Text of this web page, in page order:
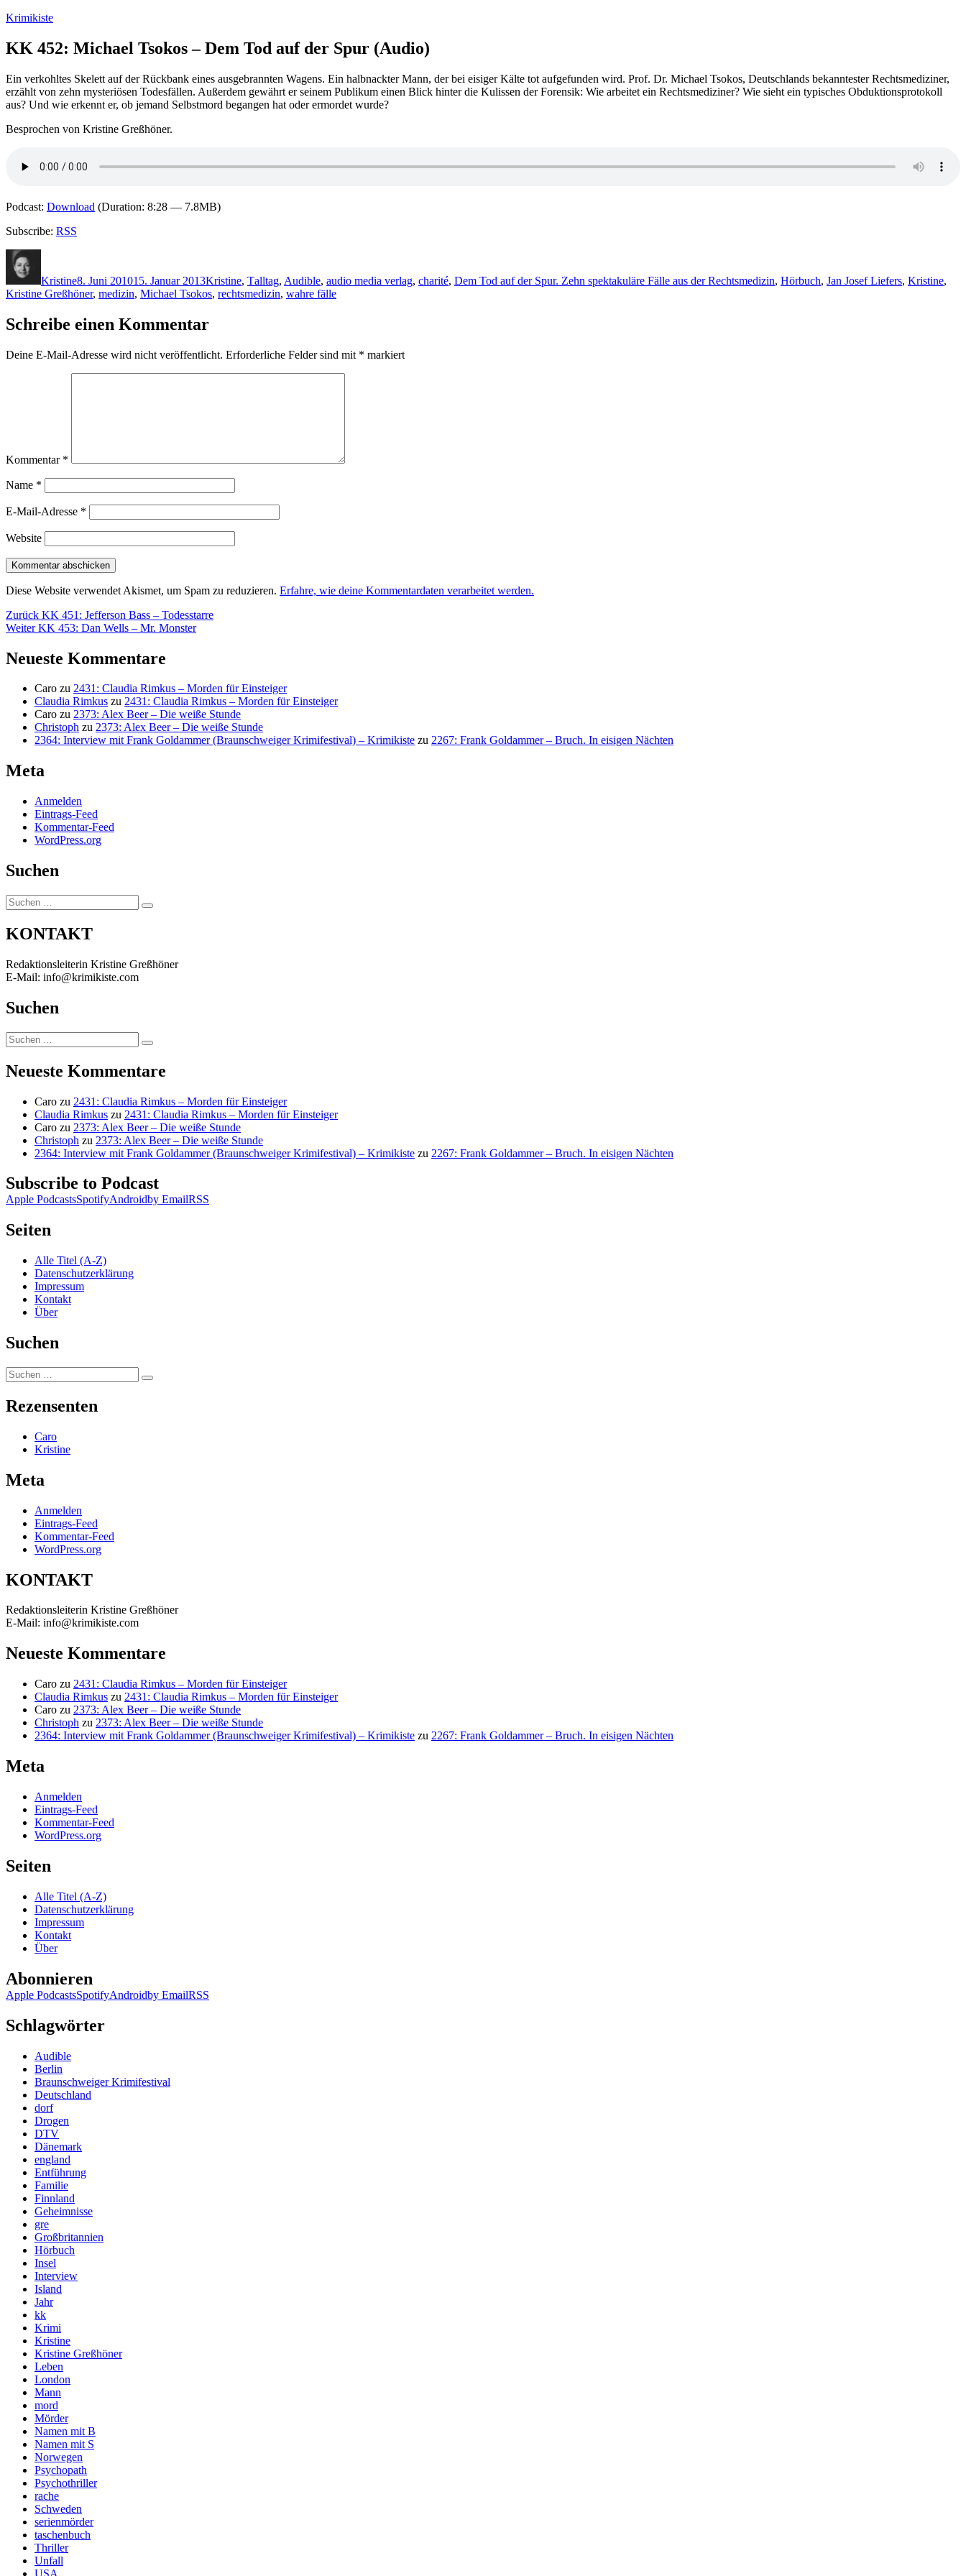
Zum
springen
Krimikiste
KK 452: Michael Tsokos – Dem Tod auf der Spur (Audio)
Ein verkohltes Skelett auf der Rückbank eines ausgebrannten Wagens. Ein halbnackter Mann, der bei eisiger Kälte tot aufgefunden wird. Prof. Dr. Michael Tsokos, Deutschlands bekanntester Rechtsmediziner,
erzählt von zehn mysteriösen Todesfällen. Außerdem gewährt er seinem Publikum einen Blick hinter die Kulissen der Forensik: Wie arbeitet ein Rechtsmediziner? Wie sieht ein typisches Obduktionsprotokoll
aus? Und wie erkennt er, ob jemand Selbstmord begangen hat oder ermordet wurde?
Besprochen von Kristine Greßhöner.
Podcast: Download (Duration: 8:28 — 7.8MB)
Subscribe: RSS
Kristine8. Juni 201015. Januar 2013Kristine, Talltag, Audible, audio media verlag, charité, Dem Tod auf der Spur. Zehn spektakuläre Fälle aus der Rechtsmedizin, Hörbuch, Jan Josef Liefers, Kristine,
Kristine Greßhöner, medizin, Michael Tsokos, rechtsmedizin, wahre fälle
Schreibe einen Kommentar
Deine E-Mail-Adresse wird nicht veröffentlicht. Erforderliche Felder sind mit * markiert
Kommentar *
Name *
E-Mail-Adresse *
Website
Diese Website verwendet Akismet, um Spam zu reduzieren. Erfahre, wie deine Kommentardaten verarbeitet werden.
Beitragsnavigation
Zurück Vorheriger
Beitrag:
KK 451: Jefferson Bass – Todesstarre
Weiter Nächster
KK 453: Dan Wells – Mr. Monster
Neueste Kommentare
Caro zu 2431: Claudia Rimkus – Morden für Einsteiger
Claudia Rimkus zu 2431: Claudia Rimkus – Morden für Einsteiger
Caro zu 2373: Alex Beer – Die weiße Stunde
Christoph zu 2373: Alex Beer – Die weiße Stunde
2364: Interview mit Frank Goldammer (Braunschweiger Krimifestival) – Krimikiste zu 2267: Frank Goldammer – Bruch. In eisigen Nächten
Meta
Anmelden
Eintrags-Feed
Kommentar-Feed
WordPress.org
Suchen
Suchen
nach:
Suchen
KONTAKT
Redaktionsleiterin Kristine Greßhöner
E-Mail: info@krimikiste.com
Suchen
Suchen
nach:
Suchen
Neueste Kommentare
Caro zu 2431: Claudia Rimkus – Morden für Einsteiger
Claudia Rimkus zu 2431: Claudia Rimkus – Morden für Einsteiger
Caro zu 2373: Alex Beer – Die weiße Stunde
Christoph zu 2373: Alex Beer – Die weiße Stunde
2364: Interview mit Frank Goldammer (Braunschweiger Krimifestival) – Krimikiste zu 2267: Frank Goldammer – Bruch. In eisigen Nächten
Subscribe to Podcast
Apple PodcastsSpotifyAndroidby EmailRSS
Seiten
Alle Titel (A-Z)
Datenschutzerklärung
Impressum
Kontakt
Über
Suchen
Suchen
nach:
Suchen
Rezensenten
Caro
Kristine
Meta
Anmelden
Eintrags-Feed
Kommentar-Feed
WordPress.org
KONTAKT
Redaktionsleiterin Kristine Greßhöner
E-Mail: info@krimikiste.com
Neueste Kommentare
Caro zu 2431: Claudia Rimkus – Morden für Einsteiger
Claudia Rimkus zu 2431: Claudia Rimkus – Morden für Einsteiger
Caro zu 2373: Alex Beer – Die weiße Stunde
Christoph zu 2373: Alex Beer – Die weiße Stunde
2364: Interview mit Frank Goldammer (Braunschweiger Krimifestival) – Krimikiste zu 2267: Frank Goldammer – Bruch. In eisigen Nächten
Meta
Anmelden
Eintrags-Feed
Kommentar-Feed
WordPress.org
Seiten
Alle Titel (A-Z)
Datenschutzerklärung
Impressum
Kontakt
Über
Abonnieren
Apple PodcastsSpotifyAndroidby EmailRSS
Schlagwörter
Audible
Berlin
Braunschweiger Krimifestival
Deutschland
dorf
Drogen
DTV
Dänemark
england
Entführung
Familie
Finnland
Geheimnisse
gre
Großbritannien
Hörbuch
Insel
Interview
Island
Jahr
kk
Krimi
Kristine
Kristine Greßhöner
Leben
London
Mann
mord
Mörder
Namen mit B
Namen mit S
Norwegen
Psychopath
Psychothriller
rache
Schweden
serienmörder
taschenbuch
Thriller
Unfall
USA